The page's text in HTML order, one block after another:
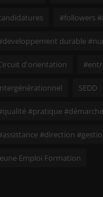
#followers
durable
d'orientation
SEDD
#pratique
#direction
Emploi Formation